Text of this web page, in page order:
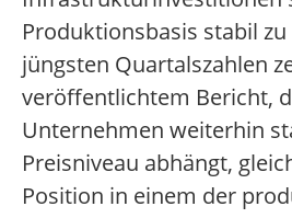
Produktionsbasis stabil
jüngsten Quartalszahlen
veröffentlichtem Bericht,
Unternehmen weiterhin
Preisniveau abhängt,
Position in einem der